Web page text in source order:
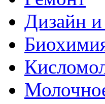
Дизайн и